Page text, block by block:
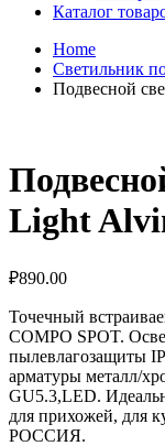
Каталог
Home
Светильник
Подвесной
Light
₽890.00
Точечный
COMPO SPOT.
пылевлагозащиты
арматуры металл/
GU5.3,LED.
для прихожей, для
РОССИЯ.